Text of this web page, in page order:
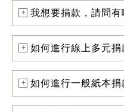
我想要捐款，請問
如何進行線上多元捐
如何進行一般紙本捐